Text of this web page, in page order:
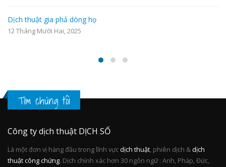
thuật gia phả dòng họ
Mười Hai, 2025
Tìm chúng tôi
Công ty dịch thuật DỊCH SỐ
Là một đơn vị hàng đầu trong lĩnh vực dịch thuật, phiên dịch & dịch
thuật công chứng. Dịch chính xác hơn 30 ngôn ngữ : Anh, Pháp, Đức,